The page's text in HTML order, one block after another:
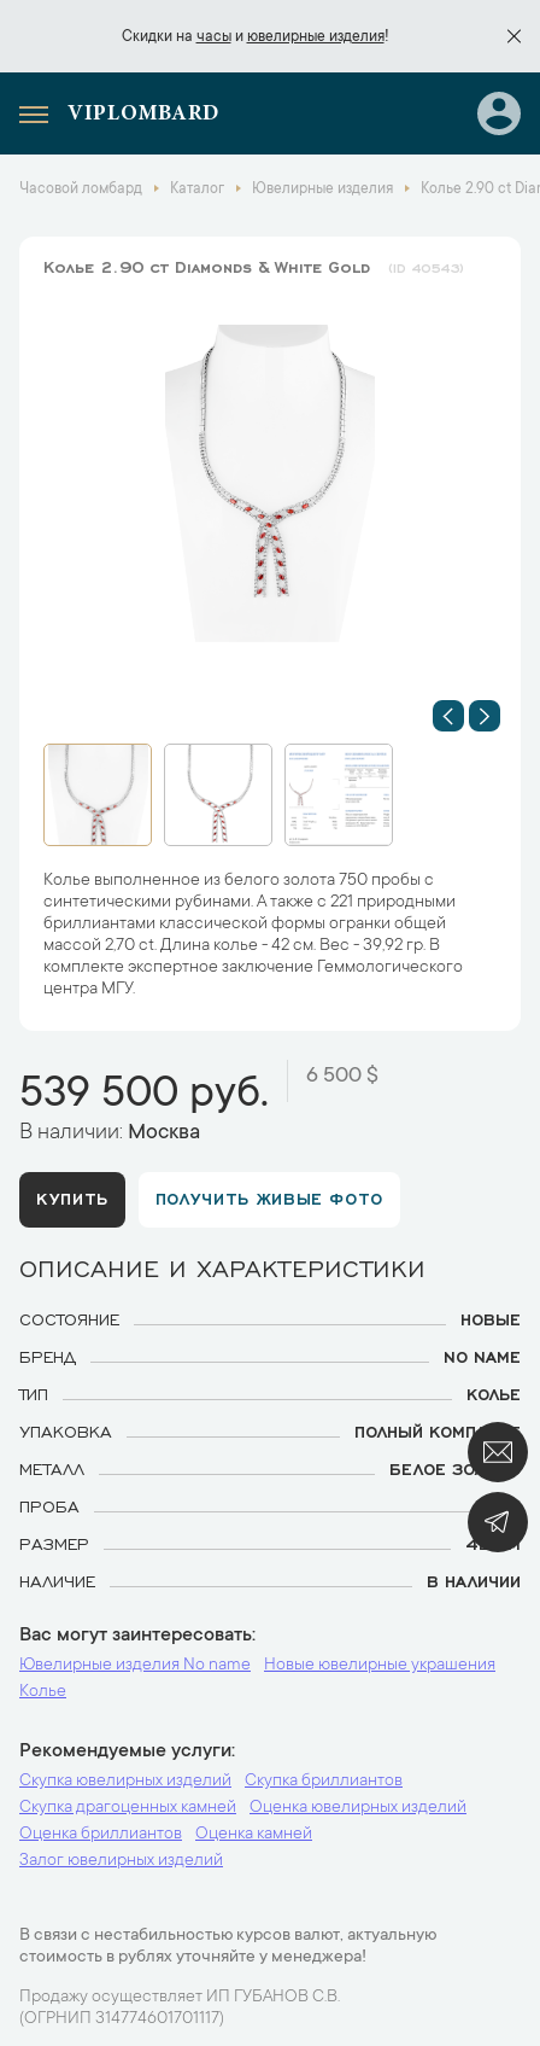
Скидки на часыи ювелирные изделия!
Скидки начасы
VIPLOMBARD
Часовой ломбард Каталог Ювелирные изделия Колье 2.90 ct
Колье 2.90 ct Diamonds & White Gold 40543
Колье выполненное из белого золота 750 пробы с
синтетическими рубинами. А также с 221 природными
бриллиантами классической формы огранки общей
массой 2,70 ct. Длина колье - 42 см. Вес - 39,92 гр. В
комплекте экспертное заключение Геммологического
центра МГУ.
539 500 руб. 6 500 $
В наличии: Москва
КУПИТЬ ПОЛУЧИТЬ ЖИВЫЕ ФОТО
ОПИСАНИЕ И ХАРАКТЕРИСТИКИ
СОСТОЯНИЕ
НОВЫЕ
БРЕНД
NO NAME
ТИП
КОЛЬЕ
УПАКОВКА
ПОЛНЫЙ КОМПЛЕКТ
МЕТАЛЛ
БЕЛОЕ ЗОЛОТО
ПРОБА
750
РАЗМЕР
42 СМ
НАЛИЧИЕ
В НАЛИЧИИ
Вас могут заинтересовать
Ювелирные изделия No name
Новые ювелирные украшения
Колье
Рекомендуемые услуги
Скупка ювелирных изделий
Скупка бриллиантов
Скупка драгоценных камней
Оценка ювелирных изделий
Оценка бриллиантов
Оценка камней
Залог ювелирных изделий
В связи с нестабильностью курсов валют, актуальную
стоимость в рублях уточняйте у менеджера!
Продажу осуществляет ИП ГУБАНОВ С.В.
(ОГРНИП 314774601701117)